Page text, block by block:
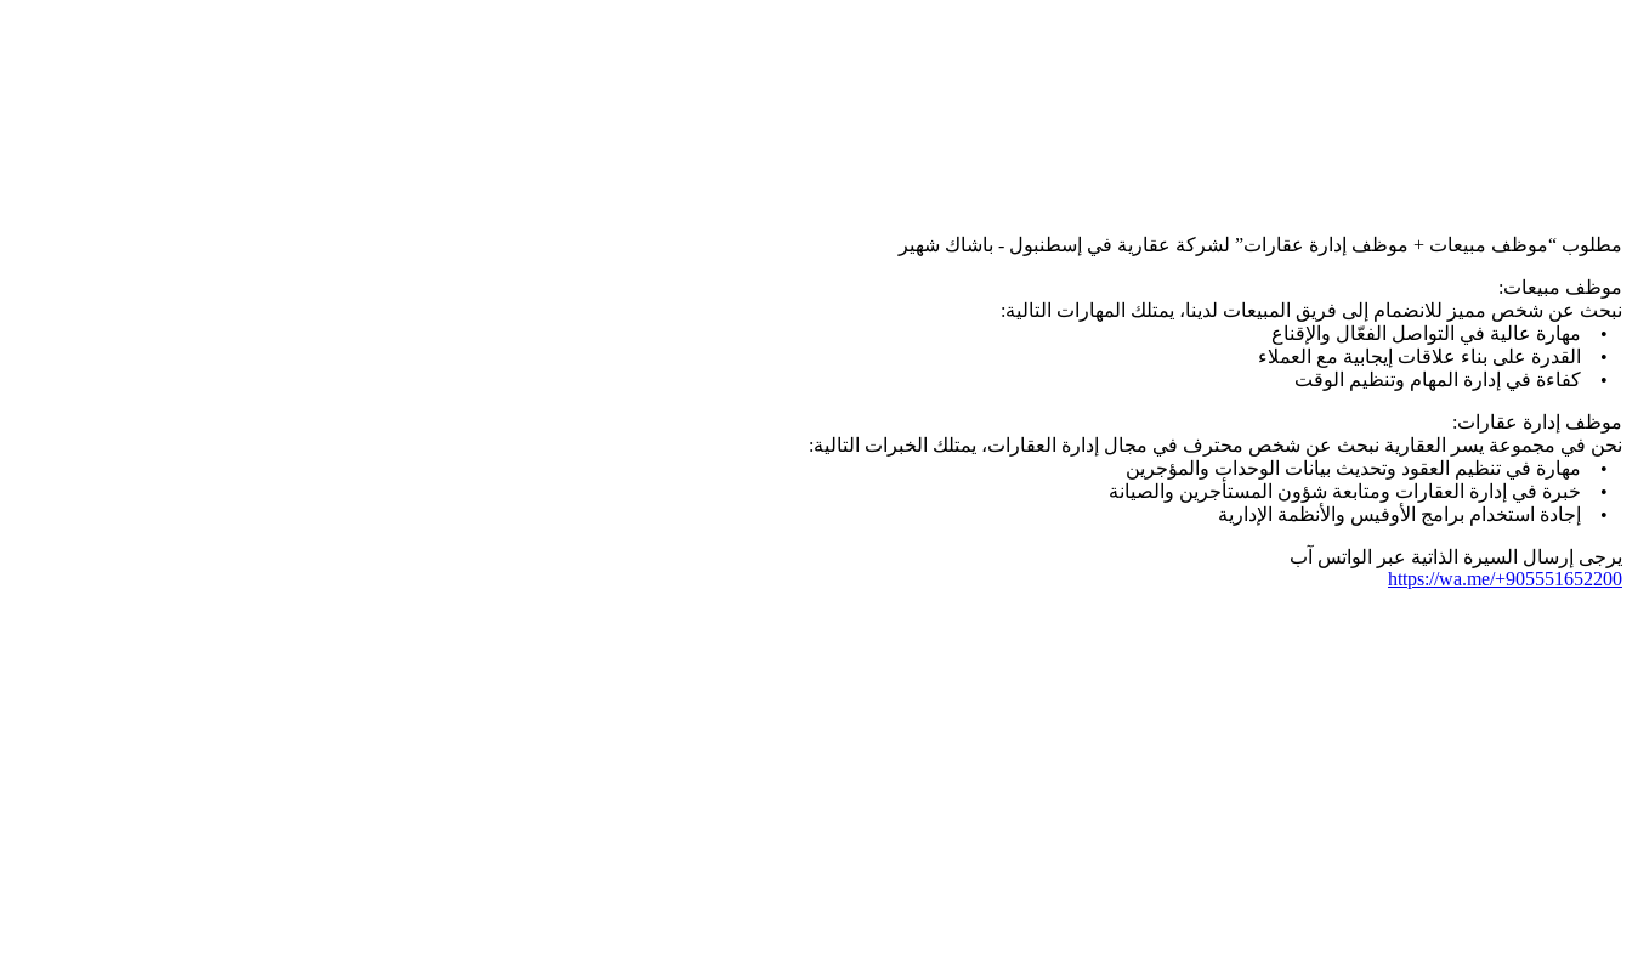
مطلوب “موظف مبيعات + موظف إدارة عقارات” لشركة عقارية في إسطنبول - باشاك شهير
موظف مبيعات:
نبحث عن شخص مميز للانضمام إلى فريق المبيعات لدينا، يمتلك المهارات التالية:
• مهارة عالية في التواصل الفعّال والإقناع
• القدرة على بناء علاقات إيجابية مع العملاء
• كفاءة في إدارة المهام وتنظيم الوقت
موظف إدارة عقارات:
نحن في مجموعة يسر العقارية نبحث عن شخص محترف في مجال إدارة العقارات، يمتلك الخبرات التالية:
• مهارة في تنظيم العقود وتحديث بيانات الوحدات والمؤجرين
• خبرة في إدارة العقارات ومتابعة شؤون المستأجرين والصيانة
• إجادة استخدام برامج الأوفيس والأنظمة الإدارية
يرجى إرسال السيرة الذاتية عبر الواتس آب
https://wa.me/+905551652200